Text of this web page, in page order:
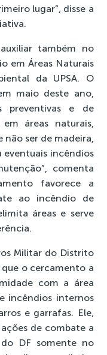
lugar”, disse a
também no
em Áreas Naturais
da UPSA. O
maio deste ano,
preventivas e de
áreas naturais,
não ser de madeira,
eventuais incêndios
comenta
favorece a
ao incêndio de
áreas e serve
Militar do Distrito
o cercamento a
com a área
incêndios internos
e garrafas. Ele,
de combate a
DF somente no